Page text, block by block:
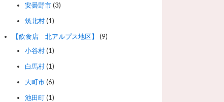
安曇野市(3)
筑北村(1)
【飲食店 北アルプス地区】
(9)
小谷村(1)
白馬村(1)
大町市(6)
池田町(1)